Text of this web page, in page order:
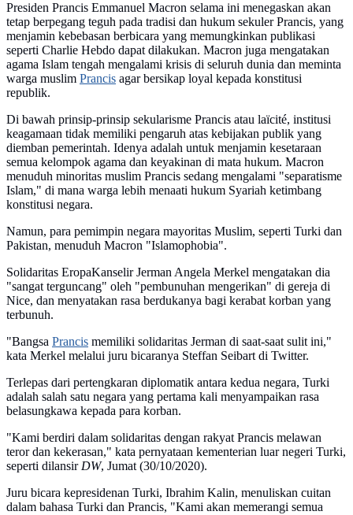
Presiden Prancis Emmanuel Macron selama ini menegaskan akan
tetap berpegang teguh pada tradisi dan hukum sekuler Prancis, yang
menjamin kebebasan berbicara yang memungkinkan publikasi
seperti Charlie Hebdo dapat dilakukan. Macron juga mengatakan
agama Islam tengah mengalami krisis di seluruh dunia dan meminta
warga muslim Prancis agar bersikap loyal kepada konstitusi
republik.
Di bawah prinsip-prinsip sekularisme Prancis atau laïcité, institusi
keagamaan tidak memiliki pengaruh atas kebijakan publik yang
diemban pemerintah. Idenya adalah untuk menjamin kesetaraan
semua kelompok agama dan keyakinan di mata hukum. Macron
menuduh minoritas muslim Prancis sedang mengalami "separatisme
Islam," di mana warga lebih menaati hukum Syariah ketimbang
konstitusi negara.
Namun, para pemimpin negara mayoritas Muslim, seperti Turki dan
Pakistan, menuduh Macron "Islamophobia".
Solidaritas EropaKanselir Jerman Angela Merkel mengatakan dia
"sangat terguncang" oleh "pembunuhan mengerikan" di gereja di
Nice, dan menyatakan rasa berdukanya bagi kerabat korban yang
terbunuh.
"Bangsa Prancis memiliki solidaritas Jerman di saat-saat sulit ini,"
kata Merkel melalui juru bicaranya Steffan Seibart di Twitter.
Terlepas dari pertengkaran diplomatik antara kedua negara, Turki
adalah salah satu negara yang pertama kali menyampaikan rasa
belasungkawa kepada para korban.
"Kami berdiri dalam solidaritas dengan rakyat Prancis melawan
teror dan kekerasan," kata pernyataan kementerian luar negeri Turki,
seperti dilansir DW, Jumat (30/10/2020).
Juru bicara kepresidenan Turki, Ibrahim Kalin, menuliskan cuitan
dalam bahasa Turki dan Prancis, "Kami akan memerangi semua